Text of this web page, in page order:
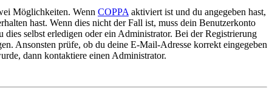
Möglichkeiten. Wenn COPPA aktiviert ist und du angegeben hast,
hast. Wenn dies nicht der Fall ist, muss dein Benutzerkonto
selbst erledigen oder ein Administrator. Bei der Registrierung
Ansonsten prüfe, ob du deine E-Mail-Adresse korrekt eingegeben
dann kontaktiere einen Administrator.